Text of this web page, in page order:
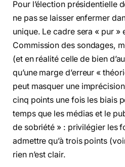
Pour l’élection présidentielle
ne pas se laisser enfermer
unique. Le cadre sera « pur »
Commission des sondages,
(et en réalité celle de bien
qu’une marge d’erreur «
peut masquer une
cinq points une fois les biais
temps que les médias et le
de sobriété » : privilégier les
admettre qu’à trois points
rien n’est clair.